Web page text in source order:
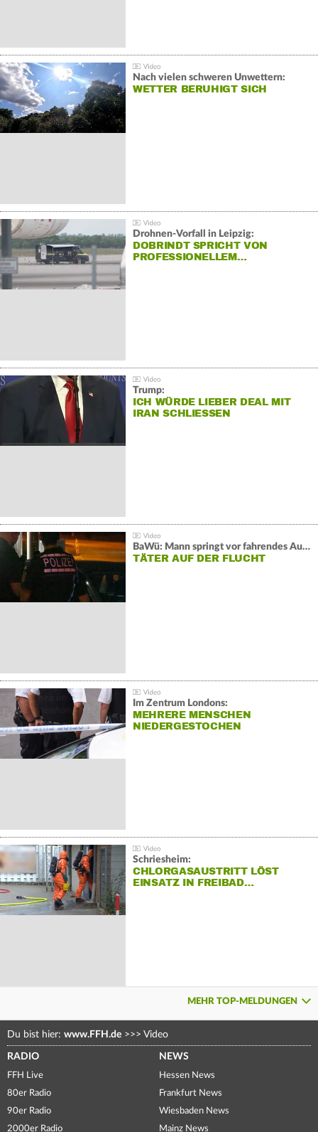
Nach vielen schweren Unwettern:
WETTER BERUHIGT SICH
Drohnen-Vorfall in Leipzig:
DOBRINDT SPRICHT VON
PROFESSIONELLEM…
Trump:
ICH WÜRDE LIEBER DEAL MIT
IRAN SCHLIESSEN
BaWü: Mann springt vor fahrendes Auto und schießt
TÄTER AUF DER FLUCHT
Im Zentrum Londons:
MEHRERE MENSCHEN
NIEDERGESTOCHEN
Schriesheim:
CHLORGASAUSTRITT LÖST
EINSATZ IN FREIBAD…
MEHR TOP-MELDUNGEN
Du bist hier: www.FFH.de >>> Video
RADIO
FFH Live
80er Radio
90er Radio
2000er Radio
NEWS
Hessen News
Frankfurt News
Wiesbaden News
Mainz News